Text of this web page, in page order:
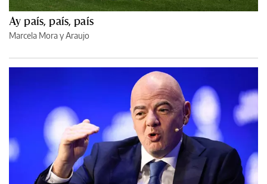
Ay país, país, país
Marcela Mora y Araujo